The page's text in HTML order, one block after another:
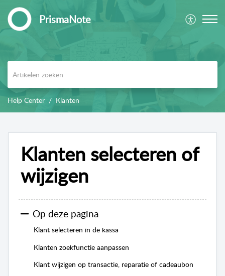
PrismaNote
Help Center Klanten
Klanten selecteren of
wijzigen
Op deze pagina
Klant selecteren in de kassa
Klanten zoekfunctie aanpassen
Klant wijzigen op transactie, reparatie of cadeaubon